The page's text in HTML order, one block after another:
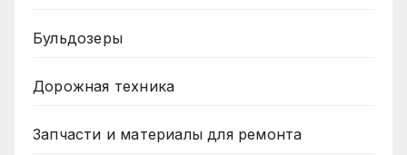
Бульдозеры
Дорожная техника
Запчасти и материалы для ремонта